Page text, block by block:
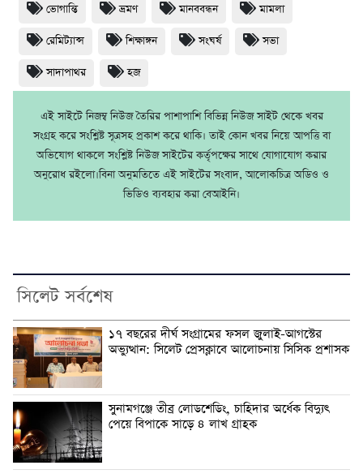
ভোগান্তি ভ্রমণ মানববন্ধন মামলা
রেমিট্যান্স শিক্ষাঙ্গন সংঘর্ষ সভা
সাদাপাথর হজ
এই সাইটে নিজম্ব নিউজ তৈরির পাশাপাশি বিভিন্ন নিউজ সাইট থেকে খবর
সংগ্রহ করে সংশ্লিষ্ট সূত্রসহ প্রকাশ করে থাকি। তাই কোন খবর নিয়ে আপত্তি বা
অভিযোগ থাকলে সংশ্লিষ্ট নিউজ সাইটের কর্তৃপক্ষের সাথে যোগাযোগ করার
অনুরোধ রইলো।বিনা অনুমতিতে এই সাইটের সংবাদ, আলোকচিত্র অডিও ও
ভিডিও ব্যবহার করা বেআইনি।
সিলেট সর্বশেষ
১৭ বছরের দীর্ঘ সংগ্রামের ফসল জুলাই-আগস্টের
অভ্যুত্থান: সিলেট প্রেসক্লাবে আলোচনায় সিসিক প্রশাসক
সুনামগঞ্জে তীব্র লোডশেডিং, চাহিদার অর্ধেক বিদ্যুৎ
পেয়ে বিপাকে সাড়ে ৪ লাখ গ্রাহক